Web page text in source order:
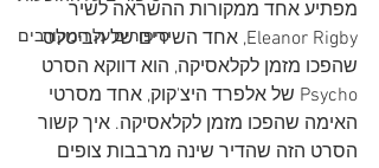
סיפורים על המקורבים
מפתיע אחד ממקורות ההשראה לשיר
Eleanor Rigby, אחד השירים של הביטלס
שהפכו מזמן לקלאסיקה, הוא דווקא הסרט
Psycho של אלפרד היצ'קוק, אחד מסרטי
האימה שהפכו מזמן לקלאסיקה. איך קשור
הסרט הזה שהדיר שינה מרבבות צופים